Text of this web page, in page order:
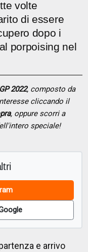
volte
di essere
dopo i
porpoising nel
2022, composto da
cliccando il
, oppure scorri a
speciale!
e arrivo